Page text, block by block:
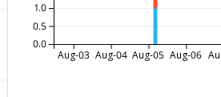
Aug-03 Aug-04 Aug-05 Aug-06
0.0
0.5
1.0